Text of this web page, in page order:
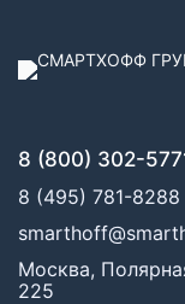
8 (800) 302-
8 (495) 781-8288
Москва,
225